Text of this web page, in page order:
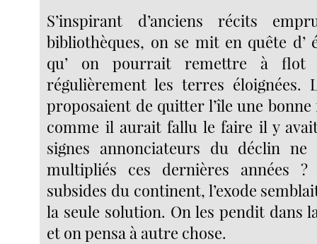
S’inspirant d’anciens récits
bibliothèques, on se mit en quête d’
qu’ on pourrait remettre à flot
régulièrement les terres éloignées.
proposaient de quitter l’île une
comme il aurait fallu le faire il y
signes annonciateurs du déclin ne
multipliés ces dernières années
subsides du continent, l’exode
la seule solution. On les pendit dans
et on pensa à autre chose.